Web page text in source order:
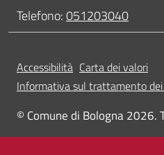
Telefono:051203040
Accessibilità Carta dei valori
Informativa sul trattamento
© Comune di Bologna